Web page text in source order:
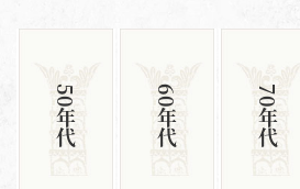
50年代 60年代 70年代